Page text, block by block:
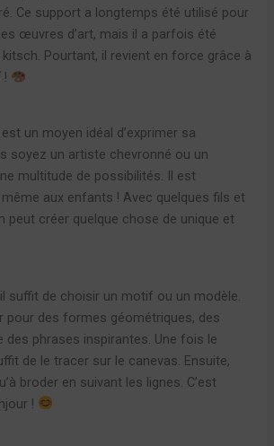
Ce support a longtemps été utilisé pour
œuvres d’art, mais il a parfois été
Pourtant, il revient en force grâce à
!
un moyen idéal d’exprimer sa
soyez un artiste chevronné ou un
multitude de possibilités. Il est
aux enfants ! Avec quelques fils et
peut créer quelque chose de unique et
suffit de choisir un motif ou un modèle.
pour des formes géométriques, des
des phrases inspirantes. Une fois le
de le tracer sur le canevas. Ensuite,
broder en suivant les lignes. C’est
!